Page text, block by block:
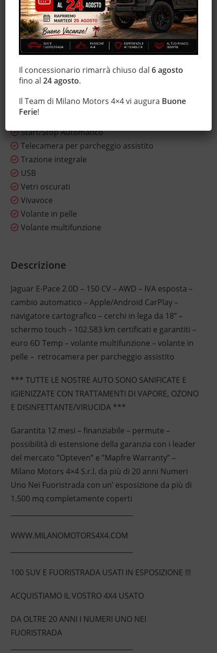
Leve al volante
Luci diurne
Marmitta catalitica
Monitoraggio pressione pneumatici
MP3
Park Distance Control
Sensore di pioggia
Start/Stop Automatico
Telecamera per parcheggio assistito
Trazione integrale
USB
Vetri oscurati
Vivavoce
Volante in pelle
Volante multifunzione
Descrizione
Jaguar E-Pace 2.0D – 150 CV – AWD – IVA esposta –
cambio automatico – Apple/Android CarPlay –
navigatore cartografico – cerchi in lega da 18” –
schermo touch – 102.583 km certificati e garantiti –
euro 6D Temp – volante multifunzione – volante in
pelle – retrocamera per parcheggio assistito
*** TUTTE LE NOSTRE AUTO SONO SANIFICATE E
IGIENIZZATE CON TRATTAMENTI DI VAPORE, OZONO
E DISINFETTANTE/VIRUCIDA ***
Garantita 12 mesi – finanziabile – permute –
possibilità di estensione della garanzia con i leader
del mercato ”Opteven” e ”Mapfre Warranty” –
Milano Motors 4×4 S.r.l. da più di 20 anni Numeri
Uno Nei Fuoristrada con un’ esposizione da più di
1.500 mq completamente coperti
WWW.MILANOMOTORS4X4.COM
100 SUV E FUORISTRADA USATI IN ESPOSIZIONE !!!
ACQUISTIAMO IL VOSTRO 4X4 USATO
DA OLTRE 20 ANNI I NUMERI UNO NEI
FUORISTRADA
Il concessionario rimarrà chiuso dal6 agosto
fino al24 agosto.
Il Team di Milano Motors 4×4 vi augura Buone
Ferie!